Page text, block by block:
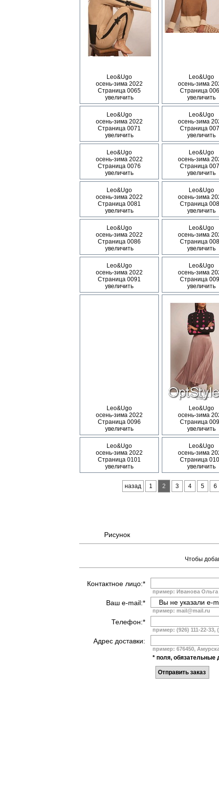
Leo&Ugo
осень-зима 2022
Страница 0065
увеличить
Leo&Ugo
осень-зима
Страница
увеличить
Leo&Ugo
осень-зима 2022
Страница 0071
увеличить
Leo&Ugo
осень-зима
Страница
увеличить
Leo&Ugo
осень-зима 2022
Страница 0076
увеличить
Leo&Ugo
осень-зима
Страница
увеличить
Leo&Ugo
осень-зима 2022
Страница 0081
увеличить
Leo&Ugo
осень-зима
Страница
увеличить
Leo&Ugo
осень-зима 2022
Страница 0086
увеличить
Leo&Ugo
осень-зима
Страница
увеличить
Leo&Ugo
осень-зима 2022
Страница 0091
увеличить
Leo&Ugo
осень-зима
Страница
увеличить
Leo&Ugo
осень-зима 2022
Страница 0096
увеличить
Leo&Ugo
осень-зима
Страница
увеличить
Leo&Ugo
осень-зима 2022
Страница 0101
увеличить
Leo&Ugo
осень-зима
Страница
увеличить
назад 1 2 3 4 5 6
Рисунок
Чтобы
Контактное лицо:*
пример: Иванова Ольга
Ваш e-mail:*
пример: mail@mail.ru
Телефон:*
пример: (926) 111-22-33,
Адрес доставки:
пример: 676450,
* поля, обязательные